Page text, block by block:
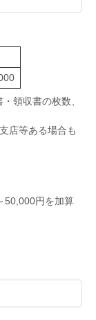
領収書の枚数、
店等ある場合も
50,000円を加算